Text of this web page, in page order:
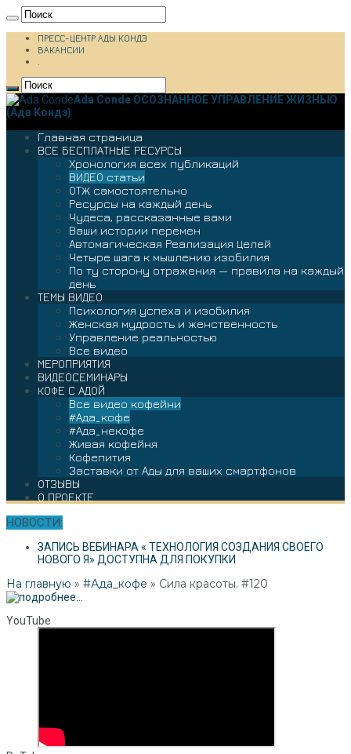
ПРЕСС-ЦЕНТР АДЫ КОНДЭ
ВАКАНСИИ
.
Ada Conde ОСОЗНАННОЕ УПРАВЛЕНИЕ ЖИЗНЬЮ
(Ада Кондэ)
Главная страница
ВСЕ БЕСПЛАТНЫЕ РЕСУРСЫ
Хронология всех публикаций
ВИДЕО статьи
ОТЖ самостоятельно
Ресурсы на каждый день
Чудеса, рассказанные вами
Ваши истории перемен
Автомагическая Реализация Целей
Четыре шага к мышлению изобилия
По ту сторону отражения — правила на каждый
день
ТЕМЫ ВИДЕО
Психология успеха и изобилия
Женская мудрость и женственность
Управление реальностью
Все видео
МЕРОПРИЯТИЯ
ВИДЕОСЕМИНАРЫ
КОФЕ С АДОЙ
Все видео кофейни
#Ада_кофе
#Ада_некофе
Живая кофейня
Кофепития
Заставки от Ады для ваших смартфонов
ОТЗЫВЫ
О ПРОЕКТЕ
НОВОСТИ:
ЗАПИСЬ ВЕБИНАРА « ТЕХНОЛОГИЯ СОЗДАНИЯ СВОЕГО
НОВОГО Я» ДОСТУПНА ДЛЯ ПОКУПКИ
На главную » #Ада_кофе » Сила красоты. #120
YouTube